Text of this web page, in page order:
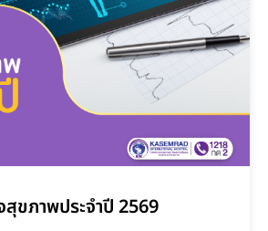
ขภาพประจำปี 2569